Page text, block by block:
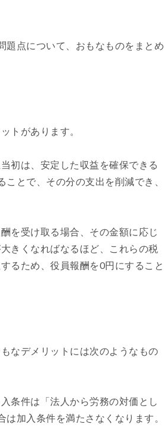
題点について、おもなものをまとめ
トがあります。
初は、安定した収益を確保できる
とで、その分の支出を削減でき、
を受け取る場合、その金額に応じ
きくなればなるほど、これらの税
るため、役員報酬を0円にすること
なデメリットには次のようなもの
条件は「法人から労務の対価とし
加入条件を満たさなくなります。